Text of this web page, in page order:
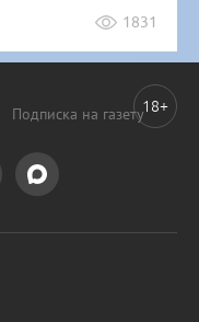
1831
Подписка на газету18+